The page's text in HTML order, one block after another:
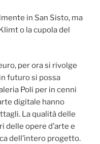
in San Sisto, ma
o la cupola del
per ora si rivolge
futuro si possa
Poli per in cenni
digitale hanno
La qualità delle
delle opere d’arte e
dell’intero progetto.